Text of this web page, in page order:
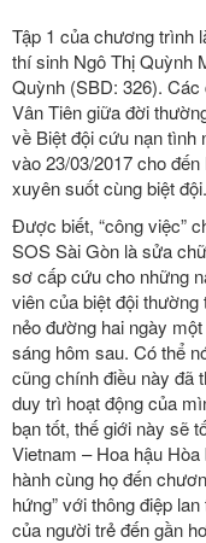
Tập 1 của chương trình
thí sinh Ngô Thị Quỳnh
Quỳnh (SBD: 326). Các
Vân Tiên giữa đời
về Biệt đội cứu nạn
vào 23/03/2017 cho
xuyên suốt cùng biệt đội.
Được biết, “công việc”
SOS Sài Gòn là sửa
sơ cấp cứu cho những
viên của biệt đội thường
nẻo đường hai ngày
sáng hôm sau. Có thể
cũng chính điều này đã
duy trì hoạt động của
bạn tốt, thế giới này sẽ
Vietnam – Hoa hậu
hành cùng họ đến
hứng” với thông điệp
của người trẻ đến gần